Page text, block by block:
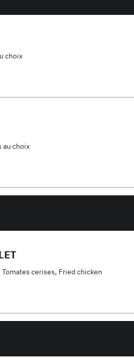
choix
au choix
cerises, Fried chicken